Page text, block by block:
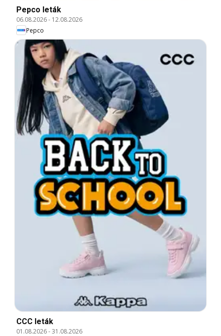
Pepco leták
06.08.2026- 12.08.2026
Pepco
CCC leták
01.08.2026-31.08.2026